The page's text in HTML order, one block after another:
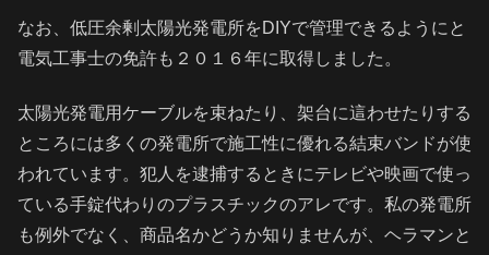
なお、低圧余剰太陽光発電所をDIYで管理できるようにと
電気工事士の免許も２０１６年に取得しました。
太陽光発電用ケーブルを束ねたり、架台に這わせたりする
ところには多くの発電所で施工性に優れる結束バンドが使
われています。犯人を逮捕するときにテレビや映画で使っ
ている手錠代わりのプラスチックのアレです。私の発電所
も例外でなく、商品名かどうか知りませんが、ヘラマンと